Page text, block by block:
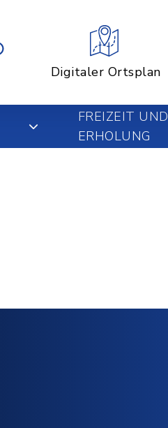
Digitaler Ortsplan
FREIZEIT UND
ERHOLUNG